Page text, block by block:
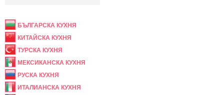
БЪЛГАРСКА КУХНЯ
КИТАЙСКА КУХНЯ
ТУРСКА КУХНЯ
МЕКСИКАНСКА КУХНЯ
РУСКА КУХНЯ
ИТАЛИАНСКА КУХНЯ